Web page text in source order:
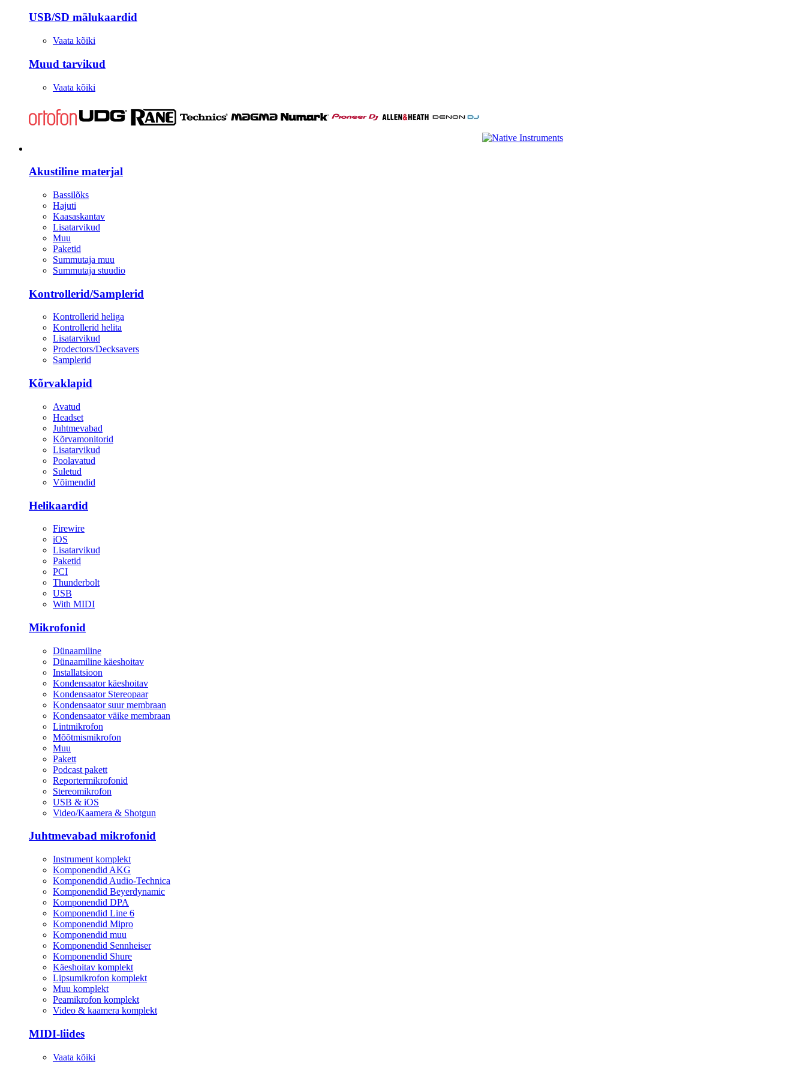
USB/SD mälukaardid
Vaata kõiki
Muud tarvikud
Vaata kõiki
Akustiline materjal
Bassilõks
Hajuti
Kaasaskantav
Lisatarvikud
Muu
Paketid
Summutaja muu
Summutaja stuudio
Kontrollerid/Samplerid
Kontrollerid heliga
Kontrollerid helita
Lisatarvikud
Prodectors/Decksavers
Samplerid
Kõrvaklapid
Avatud
Headset
Juhtmevabad
Kõrvamonitorid
Lisatarvikud
Poolavatud
Suletud
Võimendid
Helikaardid
Firewire
iOS
Lisatarvikud
Paketid
PCI
Thunderbolt
USB
With MIDI
Mikrofonid
Dünaamiline
Dünaamiline käeshoitav
Installatsioon
Kondensaator käeshoitav
Kondensaator Stereopaar
Kondensaator suur membraan
Kondensaator väike membraan
Lintmikrofon
Mõõtmismikrofon
Muu
Pakett
Podcast pakett
Reportermikrofonid
Stereomikrofon
USB & iOS
Video/Kaamera & Shotgun
Juhtmevabad mikrofonid
Instrument komplekt
Komponendid AKG
Komponendid Audio-Technica
Komponendid Beyerdynamic
Komponendid DPA
Komponendid Line 6
Komponendid Mipro
Komponendid muu
Komponendid Sennheiser
Komponendid Shure
Käeshoitav komplekt
Lipsumikrofon komplekt
Muu komplekt
Peamikrofon komplekt
Video & kaamera komplekt
MIDI-liides
Vaata kõiki